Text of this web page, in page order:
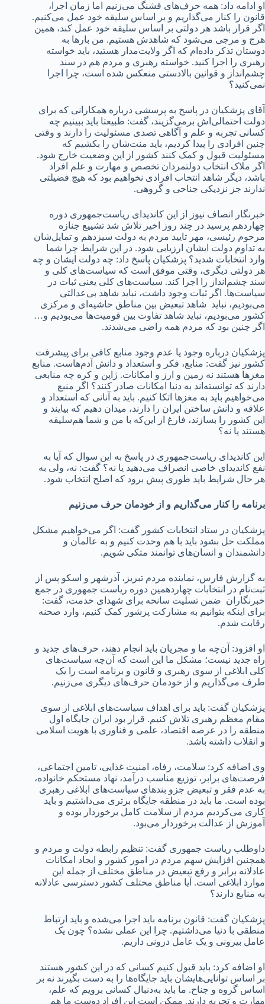
او ادامه داد: همه حرف‌های قشنگ می‌زنیم اما زمان اجرا،
قانون را کنار می‌گذاریم و بر اساس سلیقه خود عمل می‌کنیم.
اگر قرار باشد هر دولتی بر اساس سلیقه خود عمل کند، همین
هرج و مرجی می‌شود که شاهدش هستیم. من بارها به
دوستان تذکر داده‌ام که اگر ولایت‌مدار هستید، باید خواسته
رهبری را اجرا کنید. خواسته رهبری و مردم هم در سند
چشم‌انداز و قوانین بالادستی منعکس شده است، چرا اجرا
نمی‌کنید؟
آقای پزشکیان در پاسخ به پرسشی درباره همکارانی که برای
دولت احتمالی‌اش برمی‌گزیند، گفت: طبیعتا باید ببینیم چه
کسانی تجربه و علم و آگاهی تصدی مسئولیت را دارند و وقتی
چنین افرادی را پیدا کردیم، باید منت‌شان را بکشیم که
مسئولیت قبول و کمک کنند کشور از این وضعیت خارج شود.
اگر ملاک انتخاب دولتمردان تخصص و مهارت و علم افراد
باشد، دیگر شاهد انتخاب افرادی نخواهیم بود که هیچ فضیلتی
ندارند جز نزدیکی جناحی و گروهی.
خبرنگار انصاف نیوز از این کاندیدای ریاست‌جمهوری دوره
چهاردهم پرسید در چند روز اخیر تلاش شد تشییع جنازه
مرحوم رئیسی، مهر تایید مردم به دولت سیزدهم و تمایل‌شان
به تداوم دولت ایشان ارزیابی شود. در این شرایط چرا شما
وارد انتخابات شدید؟ پزشکیان پاسخ داد: چه دولت ایشان و چه
هر دولتی دیگری، وقتی موفق است که سیاست‌های کلی و
سند چشم‌انداز را اجرا کند. سیاست‌های کلی یعنی ثبات در
سیاست‌ها. اگر ثبات وجود داشت، نباید شاهد بی‌عدالتی
می‌بودیم، نباید شاهد تبعیض بین مناطق حاشیه‌ای و مرکزی
کشور می‌بودیم، نباید شاهد تفاوت بین قومیت‌ها می‌بودیم و…
اگر چنین بود که مردم همه راضی می‌شدند.
پزشکیان درباره وجود یا عدم وجود منابع کافی برای پیشرفت
کشور نیز گفت: منابع، فکر و استعداد و دانش آدم‌هاست. منابع
مغزها هستند نه زمین و ارز و امکانات. ژاپن و کره چه منابعی
دارند که توانسته‌اند به دنیا امکانات صادر کنند؟ اگر منبع
می‌خواهیم باید به مغزها اتکا کنیم. باید به آنانی که استعداد و
علاقه و دانش ساختن ایران را دارند، میدان دهیم که بیایند و
این کشور را بسازند، فارغ از این‌که با من و شما هم‌سلیقه
هستند یا نه؟
این کاندیدای ریاست‌جمهوری در پاسخ به این سوال که آیا به
نفع کاندیدای خاصی انصراف می‌دهید یا نه؟ گفت: نه، ولی به
هر حال شرایط باید طوری پیش برود که اصلح انتخاب شود.
برنامه را کنار می‌گذاریم و از خودمان حرف می‌زنیم
پزشکیان در ستاد انتخابات کشور گفت: اگر می‌خواهیم مشکل
مملکت حل بشود باید با هم وحدت کنیم و به عالمان و
دانشمندان و انسان‌های توانمند متکی شویم.‌
به گزارش فارس، نماینده مردم تبریز، آذرشهر و اسکو پس از
ثبت‌نام در انتخابات چهاردهمین دوره ریاست جمهوری ‌در جمع
خبرنگاران ضمن تسلیت سانحه برای شهدای خدمت، گفت:
برای اینکه بتوانیم به مشارکت پرشور کمک کنیم، وارد صحنه
رقابت شدم.
او افزود: آن‌چه ما و مجریان باید انجام دهند، حرف‌های جدید و
راه جدید نیست؛ مشکل ما این است که آن‌چه سیاست‌های
کلی ابلاغی از سوی رهبری و قانون و برنامه است را یک
طرف می‌گذاریم و از خودمان حرف‌های دیگری می‌زنیم.
پزشکیان گفت: باید برای اهداف سیاست‌های ابلاغی از سوی
مقام معظم رهبری تلاش کنیم. قرار بود ایران جایگاه اول
منطقه را در عرصه اقتصاد، علمی و فناوری با هویت اسلامی
و انقلاب داشته باشد.
وی اضافه کرد: سلامت، رفاه، امنیت غذایی، تامین اجتماعی،
فرصت‌های برابر، توزیع مناسب درآمد، نهاد مستحکم خانواده،
به عدم فقر و تبعیض جزو بندهای سیاست‌های ابلاغی رهبری
بوده است. ما باید در منطقه جایگاه برتری می‌داشتیم و باید
کاری می‌کردیم مردم از سلامت کامل برخوردار بوده و
آموزش از عدالت برخوردار می‌بود.
داوطلب ریاست جمهوری گفت: تنظیم رابطه دولت و مردم و
همچنین افزایش سهم مردم در امور کشور و ایجاد امکانات
عادلانه برابر و رفع تبعیض در مناظق مختلف از جمله این
موارد ابلاغی است. آیا مناطق مختلف کشور دسترسی عادلانه
به منابع دارند؟
پزشکیان گفت: قانون برنامه باید اجرا می‌شده و باید ارتباط
منطقی با دنیا می‌داشتیم. چرا این عملی نشده؟ چون یک
عامل بیرونی و یک عامل درونی داریم.
او اضافه کرد: باید قبول کنیم کسانی که در این کشور هستند
بر اساس توانایی‌هایشان باید جایگاه‌ها را به دست بگیرند نه بر
اساس گروه و جناح. ما باید به‌دنبال کسانی برویم که علم،
مهارت و تجربه دارند. ممکن است این افراد دوست ما هم